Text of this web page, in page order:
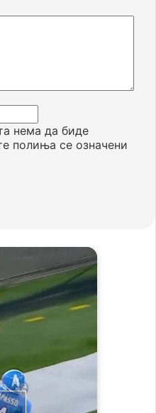
нема да биде
полиња се означени